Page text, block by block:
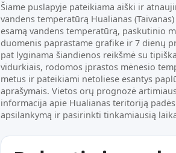
Šiame puslapyje pateikiama aiški ir
vandens temperatūrą Hualianas
esamą vandens temperatūrą, paskutinio
duomenis paprastame grafike ir 7 dienų
pat lyginama šiandienos reikšmė su
vidurkiais, rodomos įprastos mėnesio
metus ir pateikiami netoliese esantys
aprašymais. Vietos orų prognozė
informacija apie Hualianas teritoriją
apsilankymą ir pasirinkti tinkamiausią